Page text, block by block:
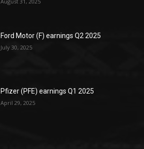
Ford Motor (F) earnings Q2 2025
July 30, 2025
Pfizer (PFE) earnings Q1 2025
April 29, 2025